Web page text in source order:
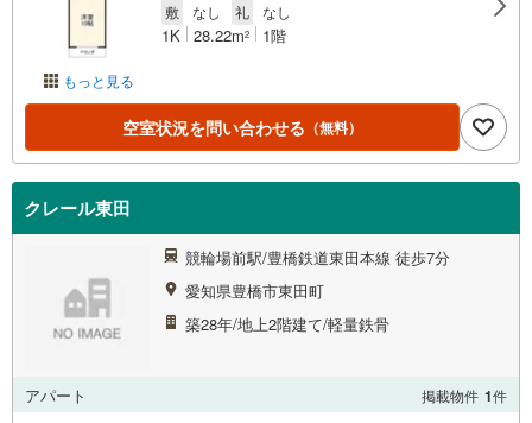
もっと見る
敷
なし 礼 なし
1K 28.22m2 1階
空室状況を問い合わせる （無料）
クレール東田
競輪場前駅/豊橋鉄道東田本線 徒歩7分
愛知県豊橋市東田町
築28年/地上2階建て/軽量鉄骨
アパート 掲載物件 1件